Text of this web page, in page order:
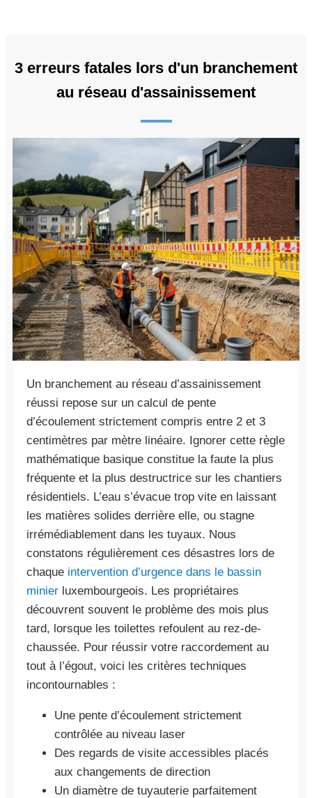
3 erreurs fatales lors d'un branchement
au réseau d'assainissement
Un branchement au réseau d’assainissement
réussi repose sur un calcul de pente
d’écoulement strictement compris entre 2 et 3
centimètres par mètre linéaire. Ignorer cette règle
mathématique basique constitue la faute la plus
fréquente et la plus destructrice sur les chantiers
résidentiels. L’eau s’évacue trop vite en laissant
les matières solides derrière elle, ou stagne
irrémédiablement dans les tuyaux. Nous
constatons régulièrement ces désastres lors de
chaque intervention d’urgence dans le bassin
minier luxembourgeois. Les propriétaires
découvrent souvent le problème des mois plus
tard, lorsque les toilettes refoulent au rez-de-
chaussée. Pour réussir votre raccordement au
tout à l’égout, voici les critères techniques
incontournables :
Une pente d’écoulement strictement
contrôlée au niveau laser
Des regards de visite accessibles placés
aux changements de direction
Un diamètre de tuyauterie parfaitement